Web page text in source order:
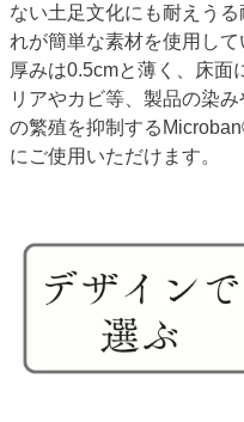
ない土足文化にも耐えう
れが簡単な素材を使用し
厚みは0.5cmと薄く、床面
リアやカビ等、製品の染
の繁殖を抑制する
にご使用いただけます。